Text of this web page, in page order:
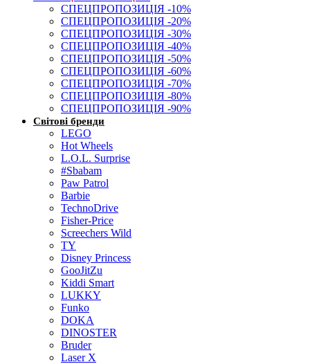
СПЕЦПРОПОЗИЦІЯ -10%
СПЕЦПРОПОЗИЦІЯ -20%
СПЕЦПРОПОЗИЦІЯ -30%
СПЕЦПРОПОЗИЦІЯ -40%
СПЕЦПРОПОЗИЦІЯ -50%
СПЕЦПРОПОЗИЦІЯ -60%
СПЕЦПРОПОЗИЦІЯ -70%
СПЕЦПРОПОЗИЦІЯ -80%
СПЕЦПРОПОЗИЦІЯ -90%
Світові бренди
LEGO
Hot Wheels
L.O.L. Surprise
#Sbabam
Paw Patrol
Barbie
TechnoDrive
Fisher-Price
Screechers Wild
TY
Disney Princess
GooJitZu
Kiddi Smart
LUKKY
Funko
DOKA
DINOSTER
Bruder
Laser X